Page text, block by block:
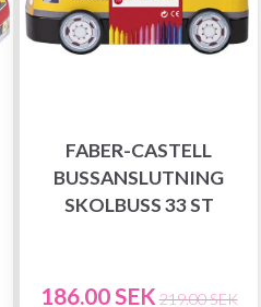
FABER-CASTELL
BUSSANSLUTNING
SKOLBUSS 33 ST
186.00 SEK 219.00 SEK